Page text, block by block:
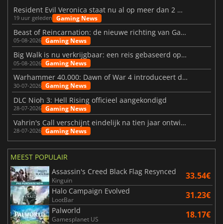
Resident Evil Veronica staat nu al op meer dan 2 miljoen verlanglijstjes
19 uur geleden Gaming News
Beast of Reincarnation: de nieuwe richting van Game Freak
05-08-2026 Gaming News
Big Walk is nu verkrijgbaar: een reis gebaseerd op vriendschap
05-08-2026 Gaming News
Warhammer 40.000: Dawn of War 4 introduceert de Necron-factie
30-07-2026 Gaming News
DLC Nioh 3: Hell Rising officieel aangekondigd
28-07-2026 Gaming News
Vahrin's Call verschijnt eindelijk na tien jaar ontwikkeling
28-07-2026 Gaming News
MEEST POPULAIR
Assassin's Creed Black Flag Resynced
Kinguin 33.54€
Halo Campaign Evolved
LootBar 31.23€
Palworld
Gamesplanet US 18.17€